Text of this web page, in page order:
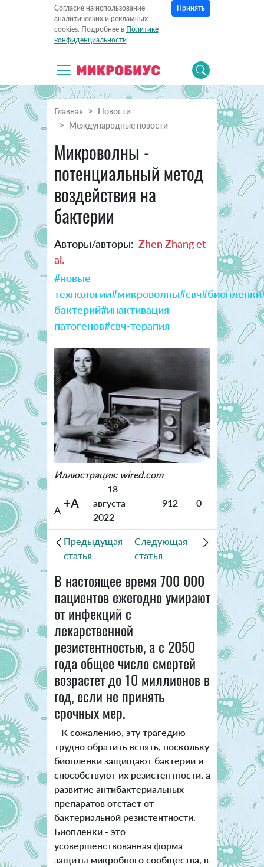
Согласие на использование
аналитических и рекламных
cookies. Подробнее в Политике
конфиденциальности
Принять
Главная
Новости
Международные новости
Микроволны -
потенциальный метод
воздействия на
бактерии
Авторы/авторы: Zhen Zhang et
al.
#новые
технологии#микроволны#свч#биопленки
бактерий#инактивация
патогенов#свч-терапия
Иллюстрация: wired.com
-
A +A
18
августа
2022
912 0
Предыдущая
статья
Следующая
статья
В настоящее время 700 000
пациентов ежегодно умирают
от инфекций с
лекарственной
резистентностью, а с 2050
года общее число смертей
возрастет до 10 миллионов в
год, если не принять
срочных мер.
К сожалению, эту трагедию
трудно обратить вспять, поскольку
биопленки защищают бактерии и
способствуют их резистентности, а
развитие антибактериальных
препаратов отстает от
бактериальной резистентности.
Биопленки - это
усовершенствованная форма
защиты микробного сообщества, в